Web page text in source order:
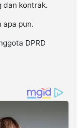
dan kontrak.
apa pun.
DPRD